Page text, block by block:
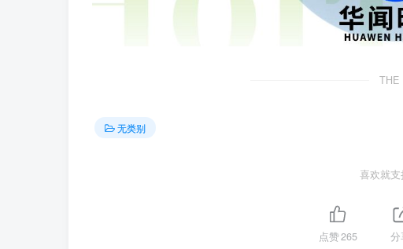
THE
无类别
喜欢就
点赞265 分